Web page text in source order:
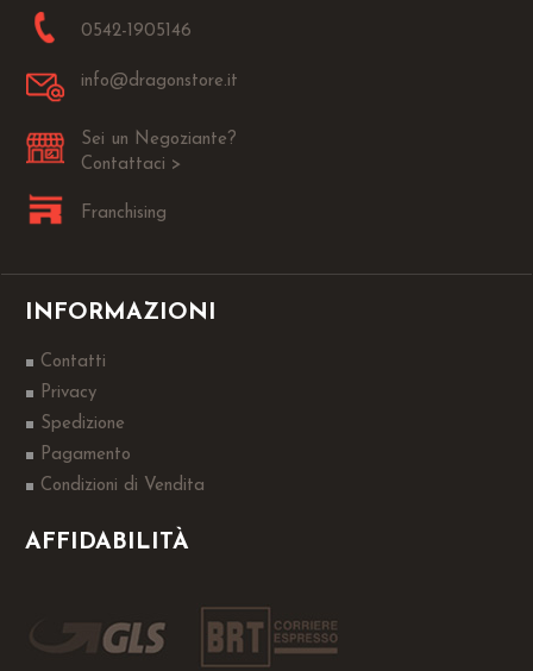
0542-1905146
info@dragonstore.it
Sei un Negoziante?
Contattaci >
Franchising
INFORMAZIONI
Contatti
Privacy
Spedizione
Pagamento
Condizioni di Vendita
AFFIDABILITÀ